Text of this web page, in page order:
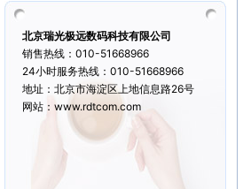
北京瑞光极远数码科技有限公司
销售热线：010-51668966
24小时服务热线：010-51668966
地址：北京市海淀区上地信息路26号
网站：www.rdtcom.com